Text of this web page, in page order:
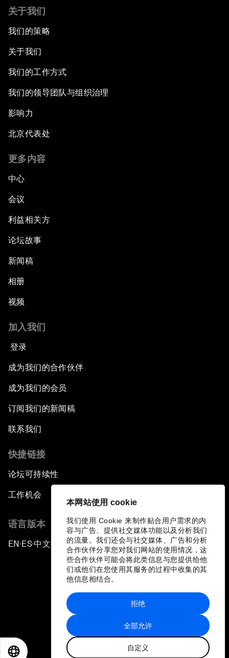
本网站使用 cookie
我们使用 Cookie 来制作贴合用户需求的内
容与广告、提供社交媒体功能以及分析我们
的流量。我们还会与社交媒体、广告和分析
合作伙伴分享您对我们网站的使用情况，这
些合作伙伴可能会将此类信息与您提供给他
们或他们在您使用其服务的过程中收集的其
他信息相结合。
全部允许
自定义
拒绝
关于我们
我们的策略
关于我们
我们的工作方式
我们的领导团队与组织治理
影响力
北京代表处
更多内容
中心
会议
利益相关方
论坛故事
新闻稿
相册
视频
加入我们
登录
成为我们的合作伙伴
成为我们的会员
订阅我们的新闻稿
联系我们
快捷链接
论坛可持续性
工作机会
语言版本
EN ▪ES▪中文▪ 日本語
站点地图
世界经济论坛